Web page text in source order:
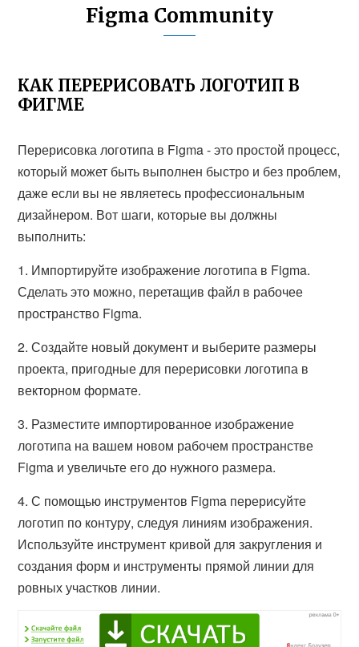
Figma Community
КАК ПЕРЕРИСОВАТЬ ЛОГОТИП В
ФИГМЕ
Перерисовка логотипа в Figma - это простой процесс,
который может быть выполнен быстро и без проблем,
даже если вы не являетесь профессиональным
дизайнером. Вот шаги, которые вы должны
выполнить:
1. Импортируйте изображение логотипа в Figma.
Сделать это можно, перетащив файл в рабочее
пространство Figma.
2. Создайте новый документ и выберите размеры
проекта, пригодные для перерисовки логотипа в
векторном формате.
3. Разместите импортированное изображение
логотипа на вашем новом рабочем пространстве
Figma и увеличьте его до нужного размера.
4. С помощью инструментов Figma перерисуйте
логотип по контуру, следуя линиям изображения.
Используйте инструмент кривой для закругления и
создания форм и инструменты прямой линии для
ровных участков линии.